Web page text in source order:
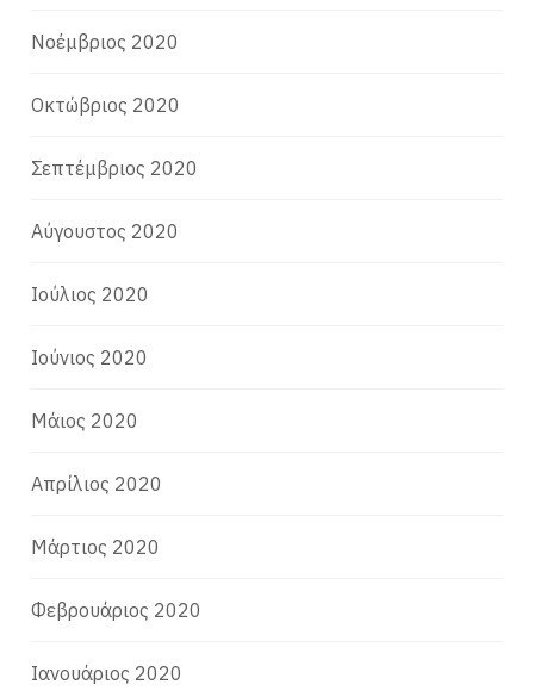
Νοέμβριος 2020
Οκτώβριος 2020
Σεπτέμβριος 2020
Αύγουστος 2020
Ιούλιος 2020
Ιούνιος 2020
Μάιος 2020
Απρίλιος 2020
Μάρτιος 2020
Φεβρουάριος 2020
Ιανουάριος 2020